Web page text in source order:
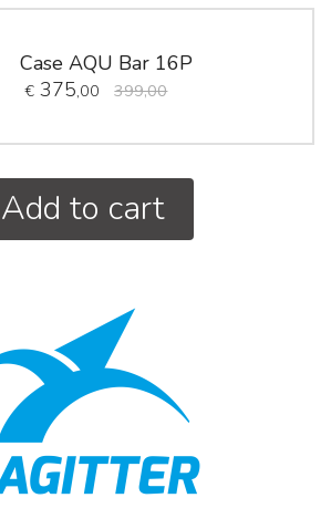
Case AQU Bar 16P
€ 375,00 399,00
Add to cart